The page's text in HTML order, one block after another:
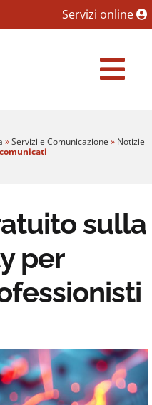
pagina
Servizi online
d'Italia
»Servizi e Comunicazione » Notizie
sulla
per